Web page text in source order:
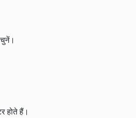
होते हैं।